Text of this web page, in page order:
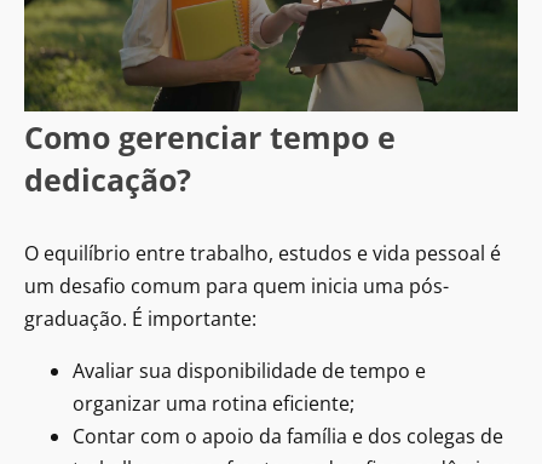
Como gerenciar tempo e
dedicação?
O equilíbrio entre trabalho, estudos e vida pessoal é
um desafio comum para quem inicia uma pós-
graduação. É importante:
Avaliar sua disponibilidade de tempo e
organizar uma rotina eficiente;
Contar com o apoio da família e dos colegas de